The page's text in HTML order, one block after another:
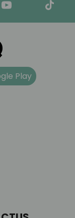
Play